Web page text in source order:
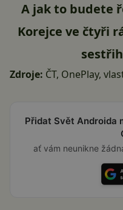
A jak to budete
Korejce ve čtyři
Zdroje: ČT, OnePlay,
Přidat Svět Androida
ať vám neunikne